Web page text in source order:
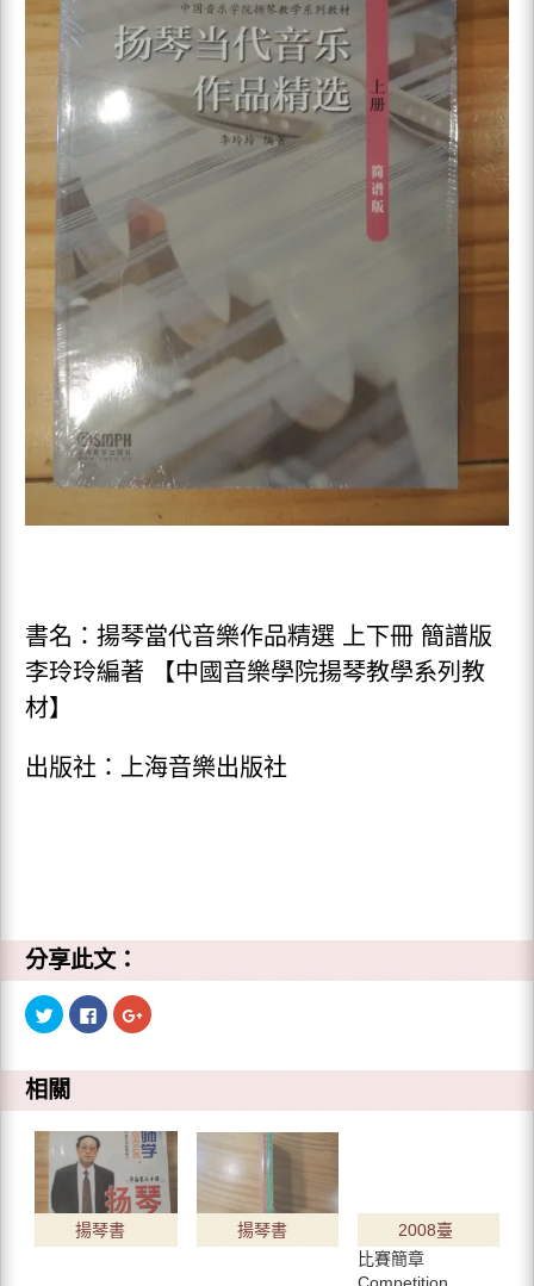
書名：揚琴當代音樂作品精選 上下冊 簡譜版
李玲玲編著 【中國音樂學院揚琴教學系列教
材】
出版社：上海音樂出版社
分享此文：
分
享
w
i
t
t
在
新
窗
啟
按
一
分
F
c
e
b
o
k
(
在
新
點
擊
到
o
l
e
(
在
新
中
相關
揚琴書
揚琴書
2008臺
北市民
比賽簡章